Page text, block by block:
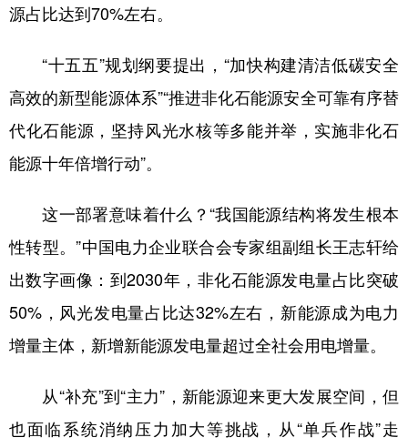
源占比达到70%左右。
“十五五”规划纲要提出，“加快构建清洁低碳安全
高效的新型能源体系”“推进非化石能源安全可靠有序替
代化石能源，坚持风光水核等多能并举，实施非化石
能源十年倍增行动”。
这一部署意味着什么？“我国能源结构将发生根本
性转型。”中国电力企业联合会专家组副组长王志轩给
出数字画像：到2030年，非化石能源发电量占比突破
50%，风光发电量占比达32%左右，新能源成为电力
增量主体，新增新能源发电量超过全社会用电增量。
从“补充”到“主力”，新能源迎来更大发展空间，但
也面临系统消纳压力加大等挑战，从“单兵作战”走